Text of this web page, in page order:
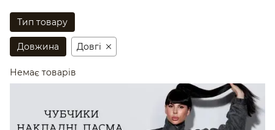
Тип товару
Довжина Довгі
Немає товарів